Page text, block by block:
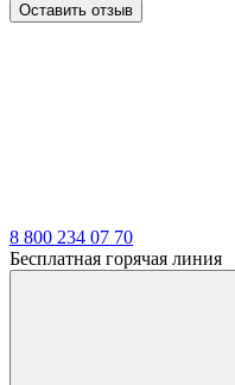
Оставить отзыв
8 800 234 07 70
Бесплатная горячая линия